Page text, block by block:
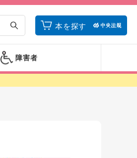
本を探す
障害者